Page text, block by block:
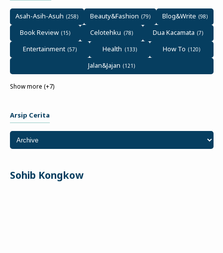
Asah-Asih-Asuh Beauty&Fashion
Blog&Write
Book Review
Celotehku
Dua Kacamata
Entertainment
Health
How To
Jalan&Jajan
Show more (+7)
Arsip Cerita
Sohib Kongkow